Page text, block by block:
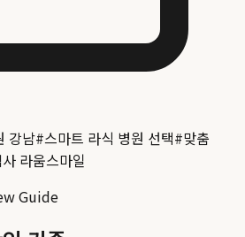
강남#스마트 라식 병원 선택#맞춤
라움스마일
Guide